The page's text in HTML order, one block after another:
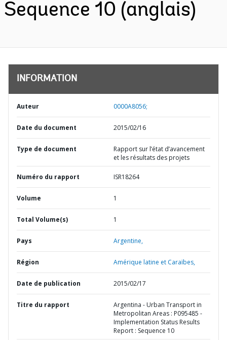
Sequence 10 (anglais)
INFORMATION
Auteur 0000A8056;
Date du document 2015/02/16
Type de document
Rapport sur l’état d’avancement
et les résultats des projets
Numéro du rapport ISR18264
Volume 1
Total Volume(s) 1
Pays Argentine,
Région Amérique latine et Caraïbes,
Date de publication 2015/02/17
Titre du rapport
Argentina - Urban Transport in
Metropolitan Areas : P095485 -
Implementation Status Results
Report : Sequence 10